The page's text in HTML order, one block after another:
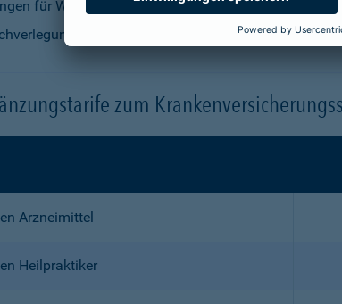
für Wahlleistungen
zum
Arzneimittel
Heilpraktiker